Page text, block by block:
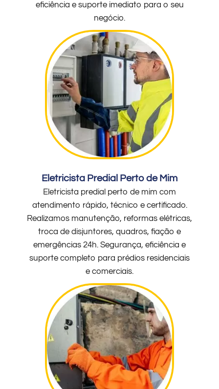
eficiência e suporte imediato para o seu
negócio.
Eletricista Predial Perto de Mim
Eletricista predial perto de mim com
atendimento rápido, técnico e certificado.
Realizamos manutenção, reformas elétricas,
troca de disjuntores, quadros, fiação e
emergências 24h. Segurança, eficiência e
suporte completo para prédios residenciais
e comerciais.